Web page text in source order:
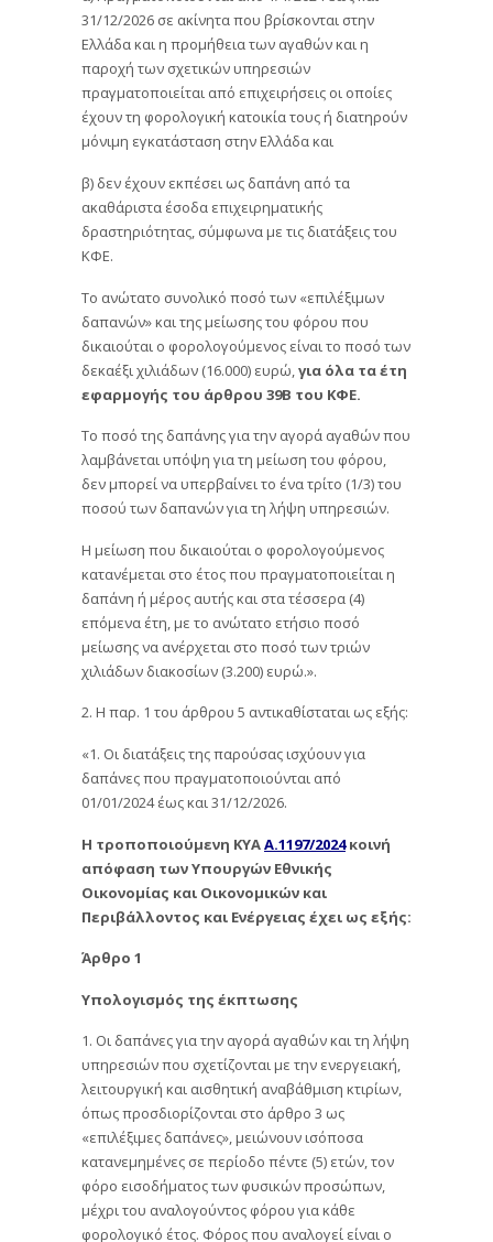
31/12/2026 σε ακίνητα που βρίσκονται στην
Ελλάδα και η προμήθεια των αγαθών και η
παροχή των σχετικών υπηρεσιών
πραγματοποιείται από επιχειρήσεις οι οποίες
έχουν τη φορολογική κατοικία τους ή διατηρούν
μόνιμη εγκατάσταση στην Ελλάδα και
β) δεν έχουν εκπέσει ως δαπάνη από τα
ακαθάριστα έσοδα επιχειρηματικής
δραστηριότητας, σύμφωνα με τις διατάξεις του
ΚΦΕ.
Το ανώτατο συνολικό ποσό των «επιλέξιμων
δαπανών» και της μείωσης του φόρου που
δικαιούται ο φορολογούμενος είναι το ποσό των
δεκαέξι χιλιάδων (16.000) ευρώ, για όλα τα έτη
εφαρμογής του άρθρου 39Β του ΚΦΕ.
Το ποσό της δαπάνης για την αγορά αγαθών που
λαμβάνεται υπόψη για τη μείωση του φόρου,
δεν μπορεί να υπερβαίνει το ένα τρίτο (1/3) του
ποσού των δαπανών για τη λήψη υπηρεσιών.
Η μείωση που δικαιούται ο φορολογούμενος
κατανέμεται στο έτος που πραγματοποιείται η
δαπάνη ή μέρος αυτής και στα τέσσερα (4)
επόμενα έτη, με το ανώτατο ετήσιο ποσό
μείωσης να ανέρχεται στο ποσό των τριών
χιλιάδων διακοσίων (3.200) ευρώ.».
2. Η παρ. 1 του άρθρου 5 αντικαθίσταται ως εξής:
«1. Οι διατάξεις της παρούσας ισχύουν για
δαπάνες που πραγματοποιούνται από
01/01/2024 έως και 31/12/2026.
Η τροποποιούμενη ΚΥΑ Α.1197/2024κοινή
απόφαση των Υπουργών Εθνικής
Οικονομίας και Οικονομικών και
Περιβάλλοντος και Ενέργειας έχει ως εξής:
Άρθρο 1
Υπολογισμός της έκπτωσης
1. Οι δαπάνες για την αγορά αγαθών και τη λήψη
υπηρεσιών που σχετίζονται με την ενεργειακή,
λειτουργική και αισθητική αναβάθμιση κτιρίων,
όπως προσδιορίζονται στο άρθρο 3 ως
«επιλέξιμες δαπάνες», μειώνουν ισόποσα
κατανεμημένες σε περίοδο πέντε (5) ετών, τον
φόρο εισοδήματος των φυσικών προσώπων,
μέχρι του αναλογούντος φόρου για κάθε
φορολογικό έτος. Φόρος που αναλογεί είναι ο